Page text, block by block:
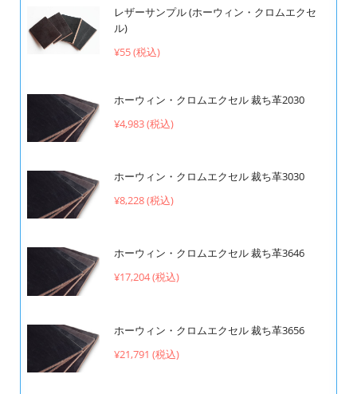
レザーサンプル (ホーウィン・クロムエクセ
ル)
¥55 (税込)
ホーウィン・クロムエクセル 裁ち革2030
¥4,983 (税込)
ホーウィン・クロムエクセル 裁ち革3030
¥8,228 (税込)
ホーウィン・クロムエクセル 裁ち革3646
¥17,204 (税込)
ホーウィン・クロムエクセル 裁ち革3656
¥21,791 (税込)